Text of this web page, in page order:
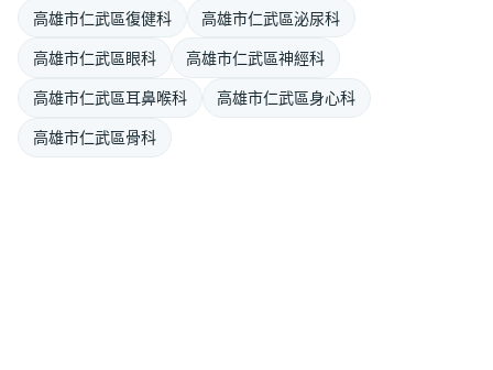
高雄市仁武區復健科 高雄市仁武區泌尿科
高雄市仁武區眼科 高雄市仁武區神經科
高雄市仁武區耳鼻喉科 高雄市仁武區身心科
高雄市仁武區骨科